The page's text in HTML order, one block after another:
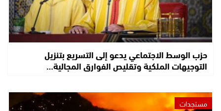
حزب الوسط الاجتماعي يدعو إلى التسريع بتنزيل
التوجيهات الملكية وتقليص الفوارق المجالية…
مستجدات